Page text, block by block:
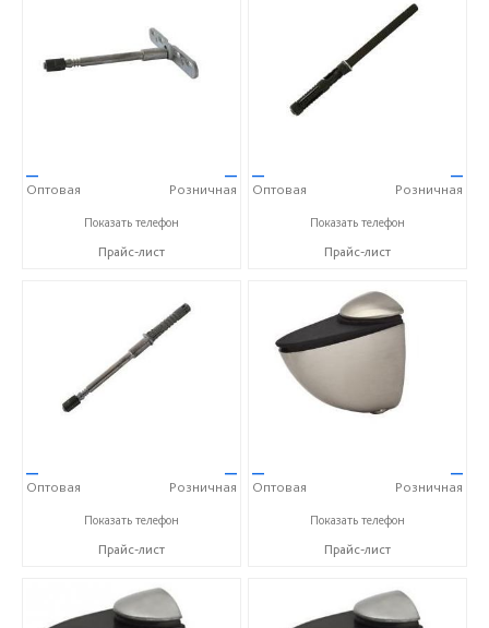
—
Оптовая
—
Розничная
+7(495)925-26-27
Показать телефон
Прайс-лист
—
Оптовая
—
Розничная
+7(495)925-26-27
Показать телефон
Прайс-лист
—
Оптовая
—
Розничная
+7(495)925-26-27
Показать телефон
Прайс-лист
—
Оптовая
—
Розничная
+7(495)925-26-27
Показать телефон
Прайс-лист